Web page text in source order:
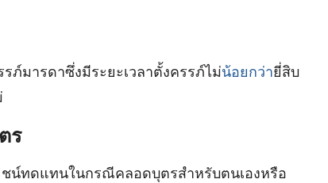
ภ์มารดาซึ่งมีระยะเวลาตั้งครรภ์ไม่น้อยกว่ายี่สิบ
ร
น์ทดแทนในกรณีคลอดบุตรสำหรับตนเองหรือ